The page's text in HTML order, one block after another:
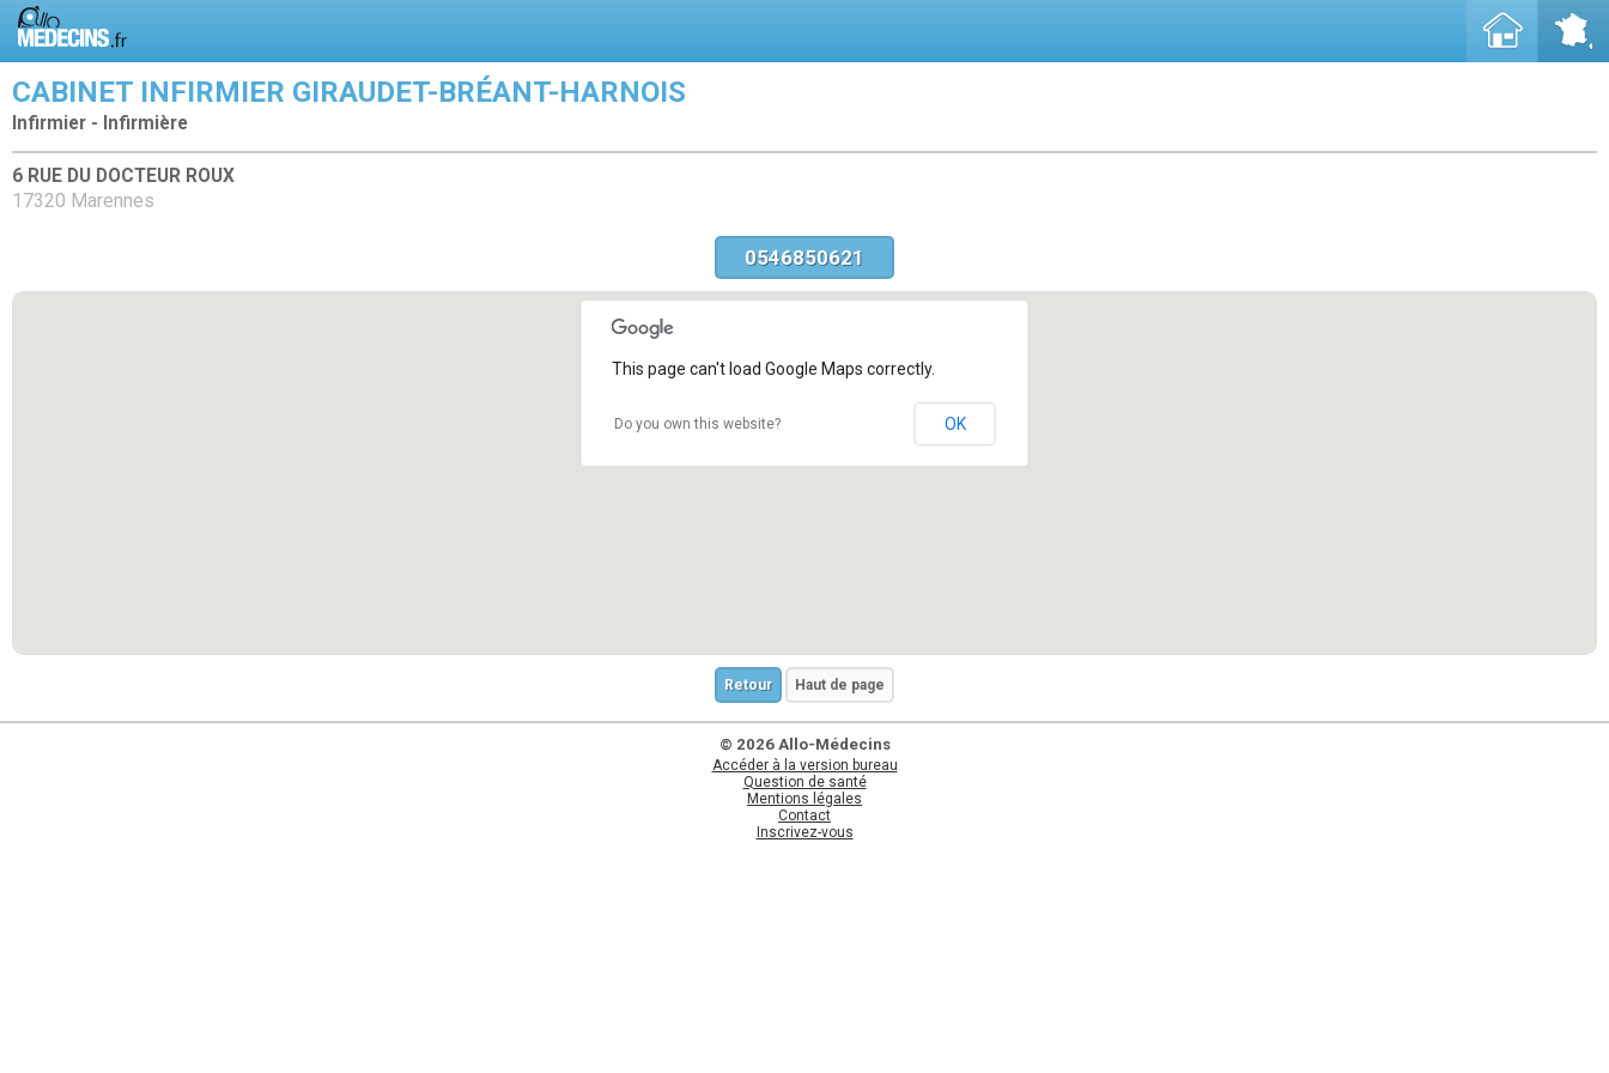
CABINET INFIRMIER GIRAUDET-BRÉANT-HARNOIS
Infirmier - Infirmière
6 RUE DU DOCTEUR ROUX
17320 Marennes
0546850621
This page can't load Google Maps correctly.
Do you own this website? OK
Retour Haut de page
© 2026 Allo-Médecins
Accéder à la version bureau
Question de santé
Mentions légales
Contact
Inscrivez-vous